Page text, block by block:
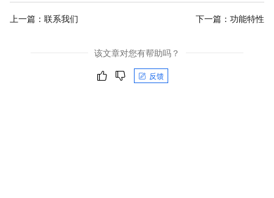
上一篇： 联系我们 下一篇： 功能特性
该文章对您有帮助吗？
反馈